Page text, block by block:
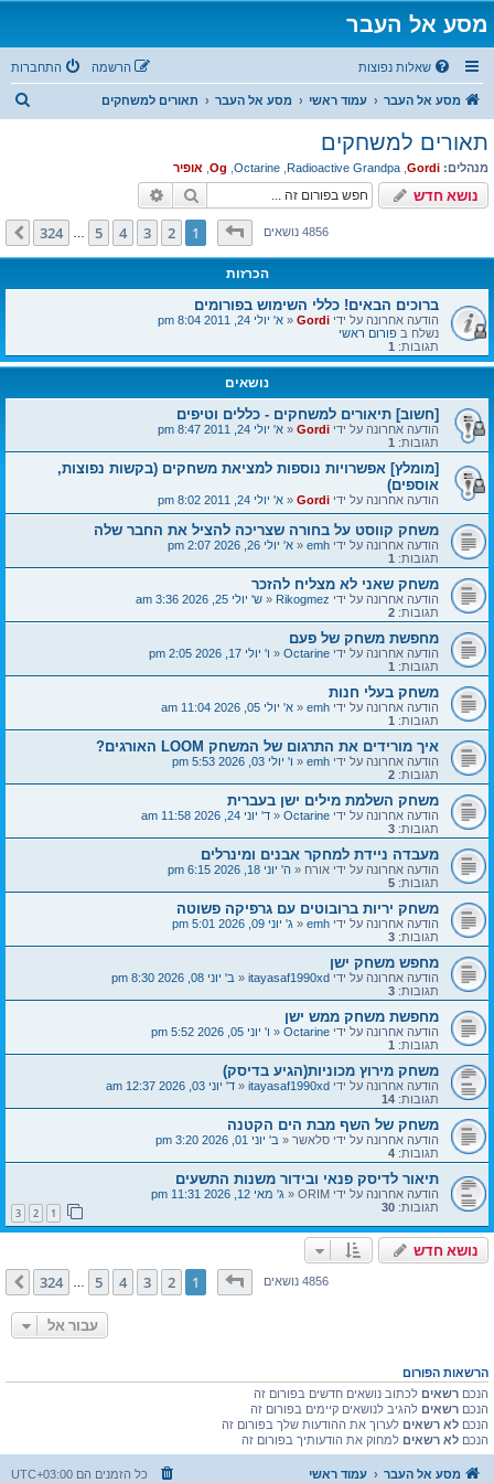
מסע אל העבר
שאלות נפוצות התחברות הרשמה
מסע אל העבר עמוד ראשי מסע אל העבר תאורים למשחקים
ח
תאורים למשחקים
מנהלים: Gordi
,
Radioactive Grandpa
,
Octarine
,
Og
, אופיר
נושא חדש חיפוש
4856 נושאיםדף1מתוך 324
1
2
3
4
5
324 הבא
הכרזות
ברוכים הבאים! כללי השימוש בפורומים
הודעה אחרונה על ידי Gordi
«א' יולי 24, 2011 8:04 pm
נשלח בפורום ראשי
תגובות: 1
נושאים
[חשוב] תיאורים למשחקים - כללים וטיפים
הודעה אחרונה על ידי Gordi
«א' יולי 24, 2011 8:47 pm
תגובות: 1
[מומלץ] אפשרויות נוספות למציאת משחקים (בקשות נפוצות,
אוספים)
הודעה אחרונה על ידי Gordi
«א' יולי 24, 2011 8:02 pm
משחק קווסט על בחורה שצריכה להציל את החבר שלה
הודעה אחרונה על ידי emh
«א' יולי 26, 2026 2:07 pm
תגובות: 1
משחק שאני לא מצליח להזכר
הודעה אחרונה על ידי Rikogmez
«ש' יולי 25, 2026 3:36 am
תגובות: 2
מחפשת משחק של פעם
הודעה אחרונה על ידי Octarine
«ו' יולי 17, 2026 2:05 pm
תגובות: 1
משחק בעלי חנות
הודעה אחרונה על ידי emh
«א' יולי 05, 2026 11:04 am
תגובות: 1
איך מורידים את התרגום של המשחק LOOM האורגים?
הודעה אחרונה על ידי emh
«ו' יולי 03, 2026 5:53 pm
תגובות: 2
משחק השלמת מילים ישן בעברית
הודעה אחרונה על ידי Octarine
«ד' יוני 24, 2026 11:58 am
תגובות: 3
מעבדה ניידת למחקר אבנים ומינרלים
הודעה אחרונה על ידי אורח«ה' יוני 18, 2026 6:15 pm
תגובות: 5
משחק יריות ברובוטים עם גרפיקה פשוטה
הודעה אחרונה על ידי emh
«ג' יוני 09, 2026 5:01 pm
תגובות: 3
מחפש משחק ישן
הודעה אחרונה על ידי itayasaf1990xd
«ב' יוני 08, 2026 8:30 pm
תגובות: 3
מחפשת משחק ממש ישן
הודעה אחרונה על ידי Octarine
«ו' יוני 05, 2026 5:52 pm
תגובות: 1
משחק מירוץ מכוניות(הגיע בדיסק)
הודעה אחרונה על ידי itayasaf1990xd
«ד' יוני 03, 2026 12:37 am
תגובות: 14
משחק של השף מבת הים הקטנה
הודעה אחרונה על ידי סלאשר«ב' יוני 01, 2026 3:20 pm
תגובות: 4
תיאור לדיסק פנאי ובידור משנות התשעים
הודעה אחרונה על ידי ORIM
«ג' מאי 12, 2026 11:31 pm
תגובות: 30
2
3
נושא חדש
4856 נושאיםדף1מתוך 324
1
2
3
4
5
324 הבא
עבור אל
הרשאות הפורום
הנכם רשאיםלכתוב נושאים חדשים בפורום זה
הנכם רשאיםלהגיב לנושאים קיימים בפורום זה
הנכם לא רשאיםלערוך את ההודעות שלך בפורום זה
הנכם לא רשאיםלמחוק את הודעותיך בפורום זה
מסע אל העבר עמוד ראשי כל הזמנים הם UTC+03:00